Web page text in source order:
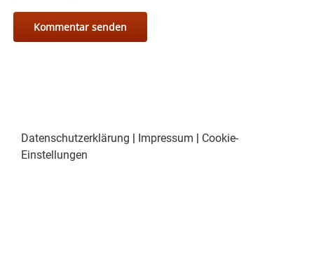
Datenschutzerklärung Impressum
Cookie-
Einstellungen